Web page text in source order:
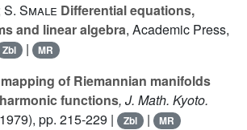
Smale Differential equations,
and linear algebra, Academic Press,
Zbl | MR
of Riemannian manifolds
functions, J. Math. Kyoto.
pp. 215-229 | Zbl | MR